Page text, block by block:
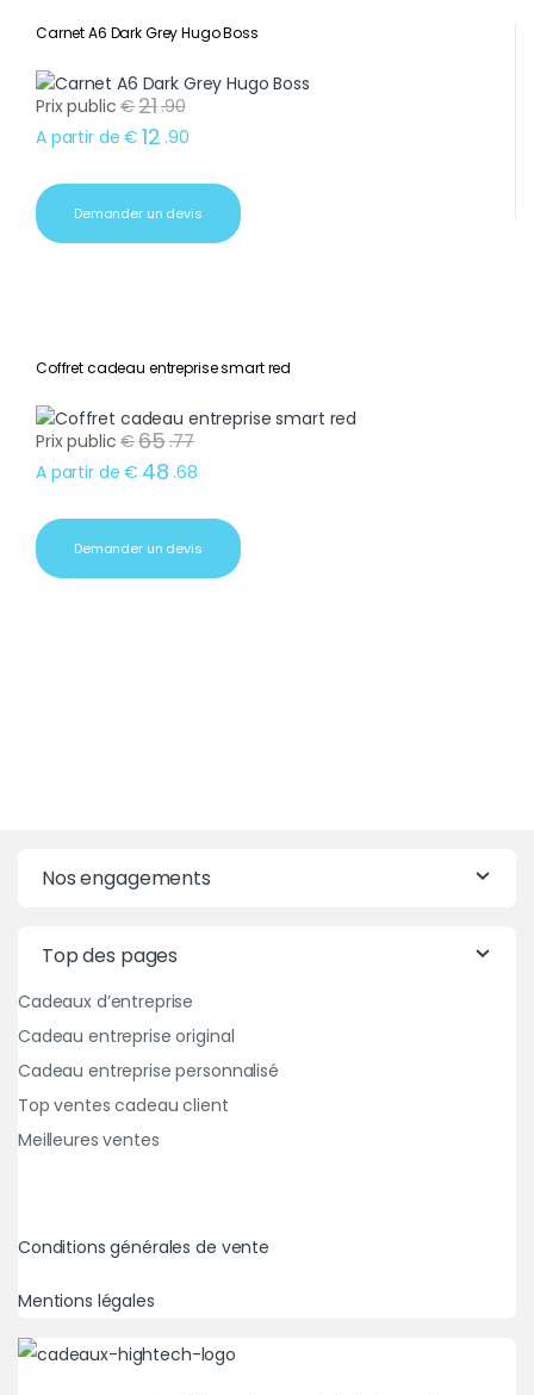
Carnet A6 Dark Grey Hugo Boss
Prix public €21.90
A partir de € 12 .90
Demander un devis
Coffret cadeau entreprise smart red
Prix public €65.77
A partir de € 48 .68
Demander un devis
Nos engagements
Top des pages
Cadeaux d’entreprise
Cadeau entreprise original
Cadeau entreprise personnalisé
Top ventes cadeau client
Meilleures ventes
Conditions générales de vente
Mentions légales